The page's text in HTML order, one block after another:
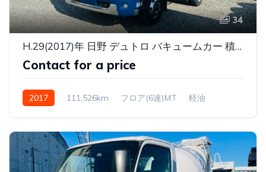
34
H.29(2017)年 日野 デュトロ バキュームカー 積載3700・電動リール その他 走行111,526km
Contact for a price
2017 111,526km フロア(6速)MT 軽油